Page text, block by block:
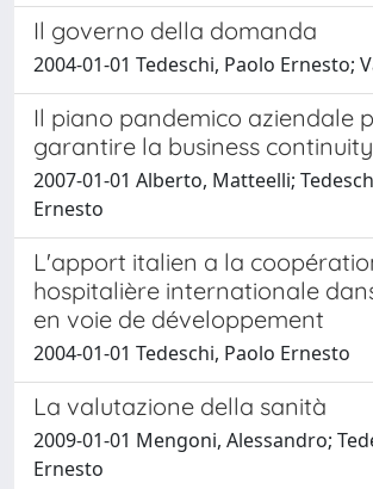
Il governo della domanda
2004-01-01 Tedeschi, Paolo Ernesto;
Il piano pandemico aziendale
garantire la business continuity
2007-01-01 Alberto, Matteelli;
Ernesto
L'apport italien a la
hospitalière internationale
en voie de développement
2004-01-01 Tedeschi, Paolo Ernesto
La valutazione della sanità
2009-01-01 Mengoni, Alessandro;
Ernesto